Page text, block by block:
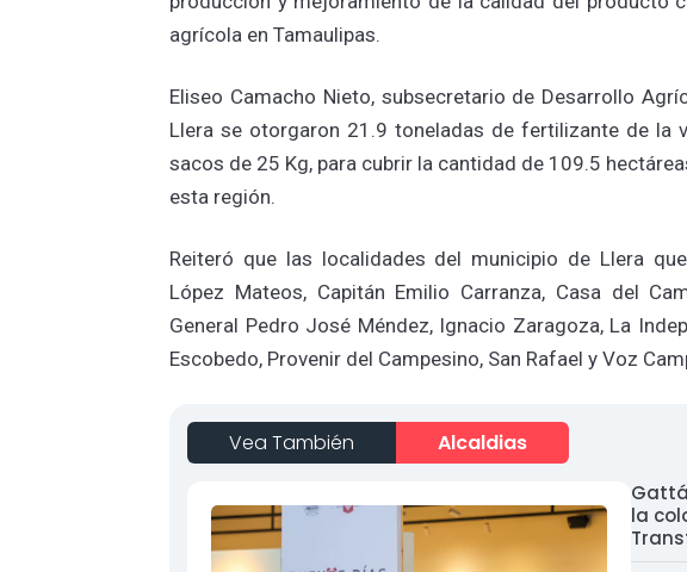
agrícola en Tamaulipas.
Eliseo Camacho Nieto, subsecretario de Desarrollo
Llera se otorgaron 21.9 toneladas de fertilizante de la
sacos de 25 Kg, para cubrir la cantidad de 109.5
esta región.
Reiteró que las localidades del municipio de Llera
López Mateos, Capitán Emilio Carranza, Casa del
General Pedro José Méndez, Ignacio Zaragoza, La
Escobedo, Provenir del Campesino, San Rafael y Voz
Vea También Alcaldias
la